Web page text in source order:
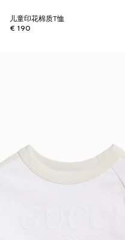
儿童印花棉质T恤
€ 190